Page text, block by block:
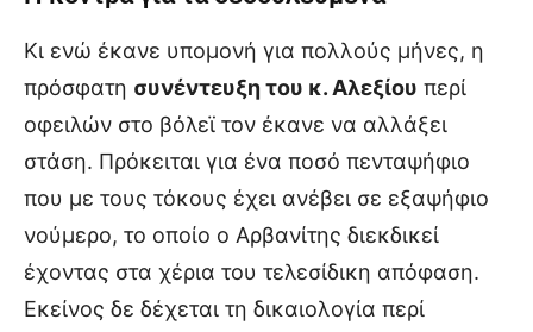
Κι ενώ έκανε υπομονή για πολλούς μήνες, η
πρόσφατη συνέντευξη του κ. Αλεξίου περί
οφειλών στο βόλεϊ τον έκανε να αλλάξει
στάση. Πρόκειται για ένα ποσό πενταψήφιο
που με τους τόκους έχει ανέβει σε εξαψήφιο
νούμερο, το οποίο ο Αρβανίτης διεκδικεί
έχοντας στα χέρια του τελεσίδικη απόφαση.
Εκείνος δε δέχεται τη δικαιολογία περί